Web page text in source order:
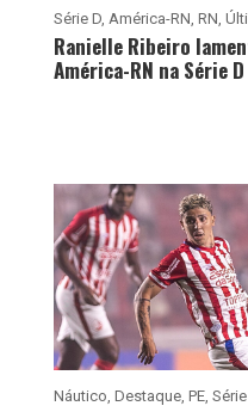
Série D, América-RN RN
Ranielle Ribeiro
América-RN na Série
Náutico Destaque, PE,